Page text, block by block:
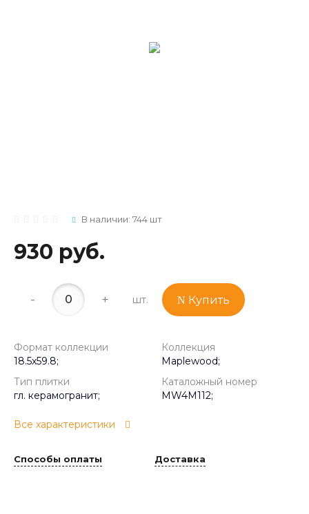
В наличии: 744 шт
930 руб.
- + шт. Купить
Формат коллекции
18.5х59.8;
Коллекция
Maplewood;
Тип плитки
гл. керамогранит;
Каталожный номер
MW4M112;
Все характеристики
Способы оплаты Доставка